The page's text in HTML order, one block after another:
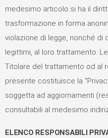
medesimo articolo si ha il
trasformazione in forma
violazione di legge, nonché di
legittimi, al loro trattamento.
Titolare del trattamento od al
presente costituisce la
soggetta ad aggiornamenti
consultabili al medesimo
ELENCO RESPONSABILI